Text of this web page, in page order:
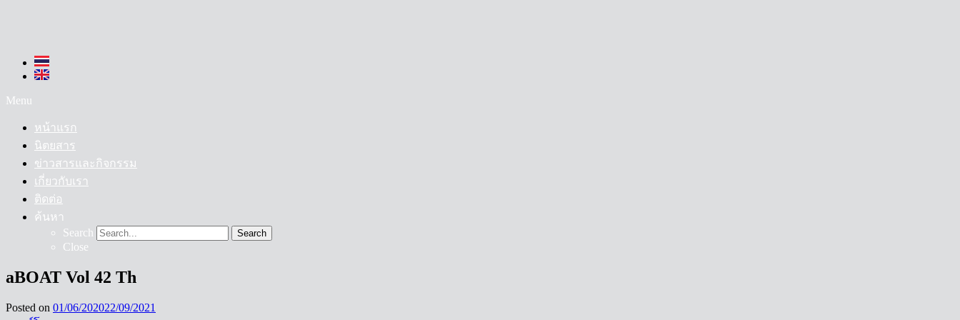
Menu
หน้าแรก
นิตยสาร
ข่าวสารและกิจกรรม
เกี่ยวกับเรา
ติดต่อ
ค้นหา
Search
Search
Close
aBOAT Vol 42 Th
Posted on 01/06/202022/09/2021